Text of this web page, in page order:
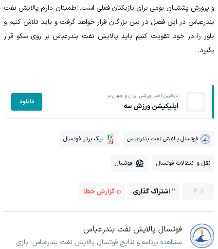
و پرورش پشتیبان بومی برای بازیکنان فعلی است. اطمینان دارم پالایش نفت
بندرعباس در این فصل در بین بزرگان قرار خواهد گرفت و باید تلاش کنیم و
باور را در خود تقویت کنیم باید پالایش نفت بندرعباس بر روی سکو قرار
بگیرد.
تازه‌ترین اخبار ورزشی ایران و جهان در
اپلیکیشن ورزش سه دانلود
فوتسال پالایش نفت بندرعباس لیگ برتر فوتسال
نقل و انتقالات فوتسال فوتسال
4 اشتراک گذاری گزارش خطا
فوتسال پالایش نفت بندرعباس
مشاهده برنامه و نتایج فوتسال پالایش نفت بندرعباس، بازی